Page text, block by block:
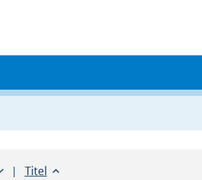
Sorteer op:
Titel oplopend